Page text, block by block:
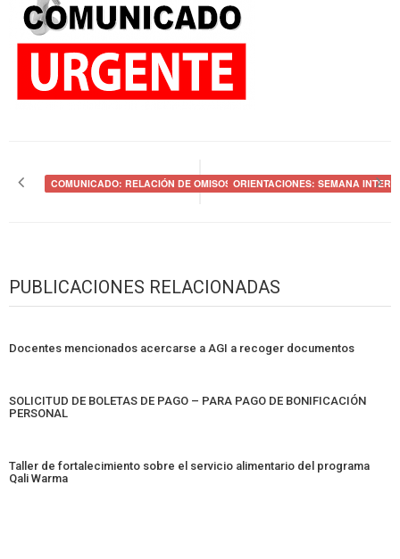
de COMUNICADO: RELACIÓN DE OMISOS ORIENTACIONES: SEMANA
PUBLICACIONES RELACIONADAS
Docentes mencionados acercarse a AGI a recoger documentos
SOLICITUD DE BOLETAS DE PAGO – PARA PAGO DE BONIFICACIÓN
PERSONAL
Taller de fortalecimiento sobre el servicio alimentario del programa
Qali Warma